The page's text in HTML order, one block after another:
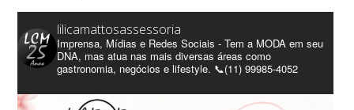
lilicamattosassessoria
Imprensa, Mídias e Redes Sociais - Tem a MODA em seu
DNA, mas atua nas mais diversas áreas como
gastronomia, negócios e lifestyle. 📞(11) 99985-4052